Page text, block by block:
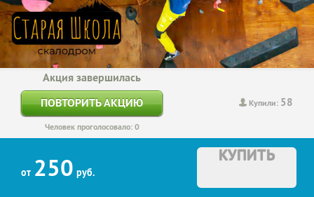
Купили: 58
Акция завершилась
ПОВТОРИТЬ АКЦИЮ
Человек проголосовало: 0
от 250 руб.
КУПИТЬ